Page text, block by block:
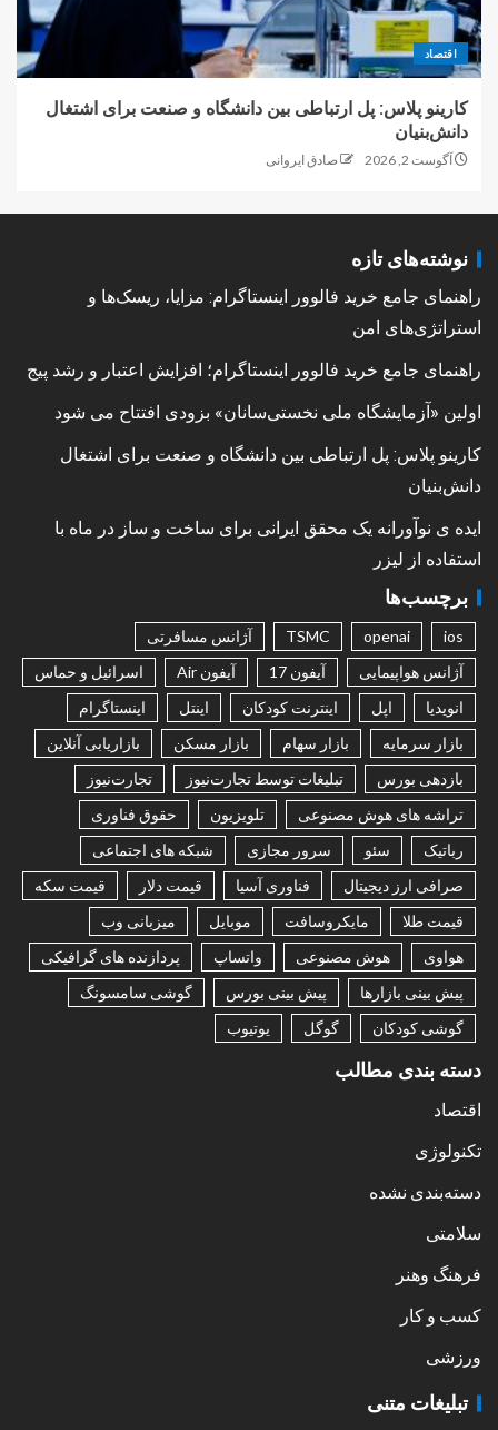
اقتصاد
کارینو پلاس: پل ارتباطی بین دانشگاه و صنعت برای اشتغال
دانش‌بنیان
آگوست 2, 2026 صادق ایروانی
نوشته‌های تازه
راهنمای جامع خرید فالوور اینستاگرام: مزایا، ریسک‌ها و
استراتژی‌های امن
راهنمای جامع خرید فالوور اینستاگرام؛ افزایش اعتبار و رشد پیج
اولین «آزمایشگاه ملی نخستی‌سانان» بزودی افتتاح می شود
کارینو پلاس: پل ارتباطی بین دانشگاه و صنعت برای اشتغال
دانش‌بنیان
ایده ی نوآورانه یک محقق ایرانی برای ساخت و ساز در ماه با
استفاده از لیزر
برچسب‌ها
ios
openai
TSMC
آژانس مسافرتی
آژانس هواپیمایی
آیفون 17 آیفون Air
اسرائیل و حماس
انویدیا
اپل اینترنت کودکان اینتل
اینستاگرام
بازار سرمایه
بازار سهام بازار مسکن
بازاریابی آنلاین
بازدهی بورس
تبلیغات توسط تجارت‌نیوز
تجارت‌نیوز
تراشه های هوش مصنوعی
تلویزیون
حقوق فناوری
رباتیک
سئو سرور مجازی
شبکه های اجتماعی
صرافی ارز دیجیتال
فناوری آسیا قیمت دلار
قیمت سکه
قیمت طلا
مایکروسافت موبایل
میزبانی وب
هواوی
هوش مصنوعی واتساپ
پردازنده های گرافیکی
پیش بینی بازارها
پیش بینی بورس
گوشی سامسونگ
گوشی کودکان
گوگل یوتیوب
دسته بندی مطالب
اقتصاد
تکنولوژی
دسته‌بندی نشده
سلامتی
فرهنگ وهنر
کسب و کار
ورزشی
تبلیغات متنی